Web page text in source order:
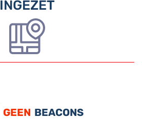
INGEZET
GEEN BEACONS